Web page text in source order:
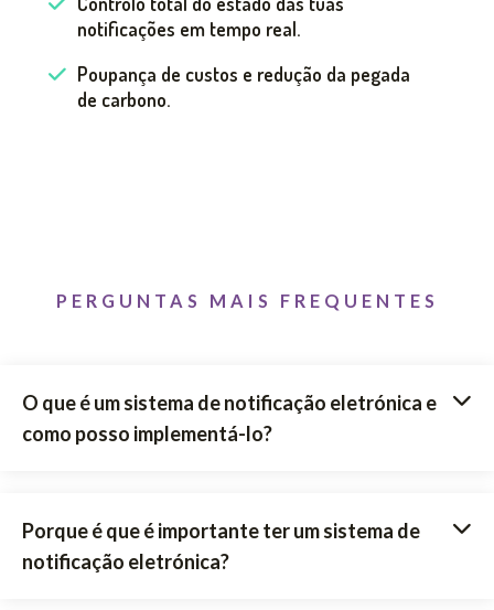
notificações em tempo real.
Poupança de custos e redução da pegada
de carbono.
PERGUNTAS MAIS FREQUENTES
O que é um sistema de notificação eletrónica e
como posso implementá-lo?
Porque é que é importante ter um sistema de
notificação eletrónica?